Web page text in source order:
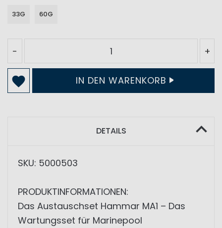
33G 60G
- +
IN DEN WARENKORB
DETAILS
SKU: 5000503
PRODUKTINFORMATIONEN:
Das Austauschset Hammar MA1 – Das
Wartungsset für Marinepool